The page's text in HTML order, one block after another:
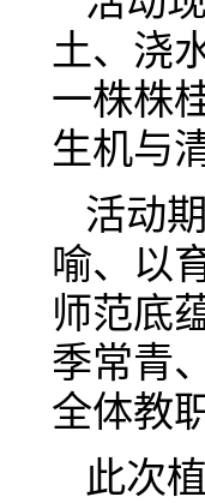
土、浇
一株株
生机与
活动
喻、以
师范底
季常青
全体教
此次